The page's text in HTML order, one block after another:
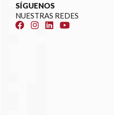
SÍGUENOS
NUESTRAS REDES